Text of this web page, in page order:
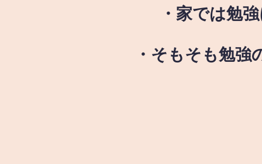
・家では勉
・そもそも勉